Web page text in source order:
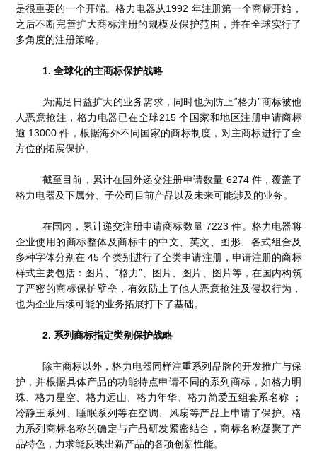
是很重要的一个开端。格力电器从1992 年注册第一个商标开始，
之后不断完善扩大商标注册的规模及保护范围，并在全球实行了
多角度的注册策略。
1. 全球化的主商标保护战略
为满足日益扩大的业务需求，同时也为防止“格力”商标被他
人恶意抢注，格力电器已在全球215 个国家和地区注册申请商标
逾 13000 件，根据海外不同国家的商标制度，对主商标进行了全
方位的拓展保护。
截至目前，累计在国外递交注册申请数量 6274 件，覆盖了
格力电器及下属分、子公司目前产品以及未来可能涉及的业务。
在国内，累计递交注册申请商标数量 7223 件。格力电器将
企业使用的商标整体及商标中的中文、英文、图形、各式组合及
多种字体分别在 45 个类别进行了全类申请注册，申请注册的商标
样式主要包括：图片、“格力”、图片、图片、图片等，在国内构筑
了严密的商标保护壁垒，有效防止了他人恶意抢注及侵权行为，
也为企业后续可能的业务拓展打下了基础。
2. 系列商标指定类别保护战略
除主商标以外，格力电器同样注重系列品牌的开发推广与保
护，并根据具体产品的功能特点申请不同的系列商标，如格力明
珠、格力星空、格力远山、格力年华、格力简爱五组套系名称 ；
冷静王系列、睡眠系列等在空调、风扇等产品上申请了保护。格
力系列商标名称的确定与产品研发紧密结合，商标名称凝聚了产
品特色，力求能反映出新产品的各项创新性能。